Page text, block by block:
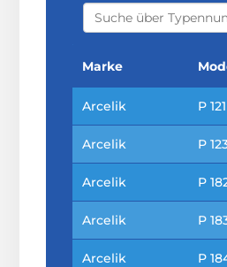
S
A
C
H
Marke
Arcelik P
Arcelik P
Arcelik P
Arcelik P
Arcelik P